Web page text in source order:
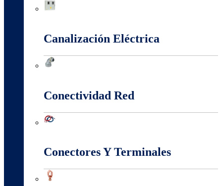
Canalización Eléctrica
Conectividad Red
Conectores Y Terminales